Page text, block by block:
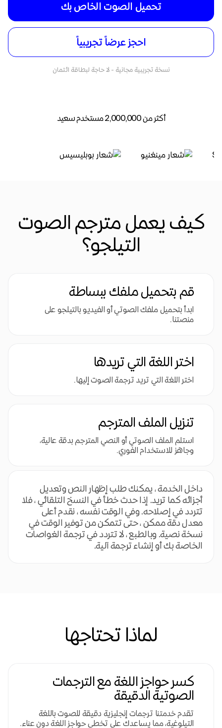
تحميل الصوت الخاص بك
احجز عرضاً تجريبياً
نسخة تجريبية مجانية - لا حاجة لبطاقة ائتمان
أكثر من 2,000,000 مستخدم سعيد
كيف يعمل مترجم الصوت
التيلجو؟
قم بتحميل ملفك ببساطة
ابدأ بتحميل ملفك الصوتي أو الفيديو بالتيلجو على
منصتنا.
اختر اللغة التي تريدها
اختر اللغة التي تريد ترجمة الصوت إليها.
تنزيل الملف المترجم
استلم الملف الصوتي أو النصي المترجم بدقة عالية،
وجاهز للاستخدام الفوري.
داخل الخدمة ، يمكنك طلب إظهار النص وتعديل
أجزائه كما تريد. إذا حدث خطأ في النسخ التلقائي ، فلا
تتردد في إصلاحه. وفي الوقت نفسه ، نقدم أعلى
معدل دقة ممكن ، حتى تتمكن من توفير الوقت في
نسخة نصية. وبالطبع ، لا تتردد في ترجمة الغواصات
الخاصة بك أو إنشاء ترجمة آلية.
لماذا تحتاجها
كسر حواجز اللغة مع الترجمات
الصوتية الدقيقة
تقدم خدمتنا ترجمات إنجليزية دقيقة للصوت باللغة
التيلوغية، مما يساعدك على تخطي حواجز اللغة دون عناء.